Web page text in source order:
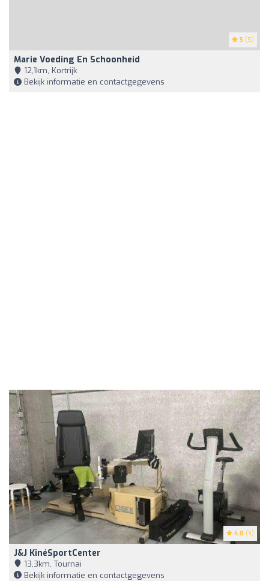
5 (5)
Marie Voeding En Schoonheid
12,1km, Kortrijk
Bekijk informatie en contactgegevens
4.8 (4)
J&J KinéSportCenter
13,3km, Tournai
Bekijk informatie en contactgegevens